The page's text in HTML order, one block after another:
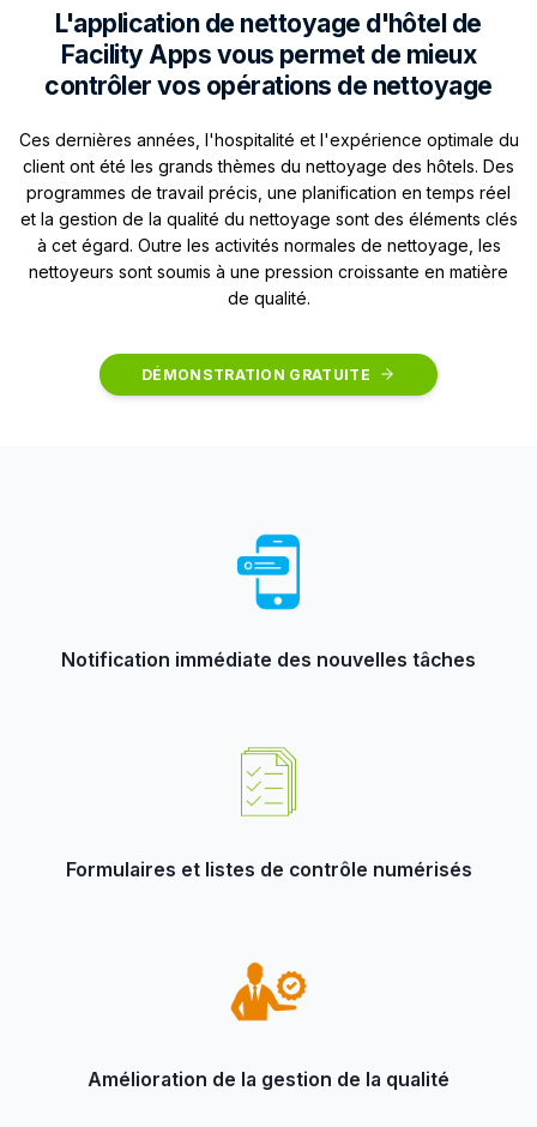
L'application de nettoyage d'hôtel de
Facility Apps vous permet de mieux
contrôler vos opérations de nettoyage
Ces dernières années, l'hospitalité et l'expérience optimale du
client ont été les grands thèmes du nettoyage des hôtels. Des
programmes de travail précis, une planification en temps réel
et la gestion de la qualité du nettoyage sont des éléments clés
à cet égard. Outre les activités normales de nettoyage, les
nettoyeurs sont soumis à une pression croissante en matière
de qualité.
DÉMONSTRATION GRATUITE
Notification immédiate des nouvelles tâches
Formulaires et listes de contrôle numérisés
Amélioration de la gestion de la qualité